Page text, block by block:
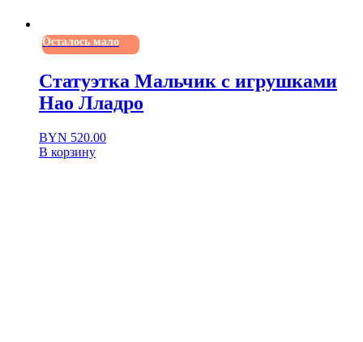
Осталось мало
Статуэтка Мальчик с игрушками
Нао Лладро
BYN 520.00
В корзину